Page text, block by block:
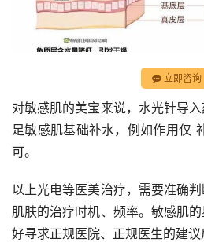
立即咨询
对敏感肌的美宝来说，水光针导
足敏感肌基础补水，例如作用仅
可。
以上光电等医美治疗，需要准确
肌肤的治疗时机、频率。敏感肌
好寻求正规医院、正规医生的建议